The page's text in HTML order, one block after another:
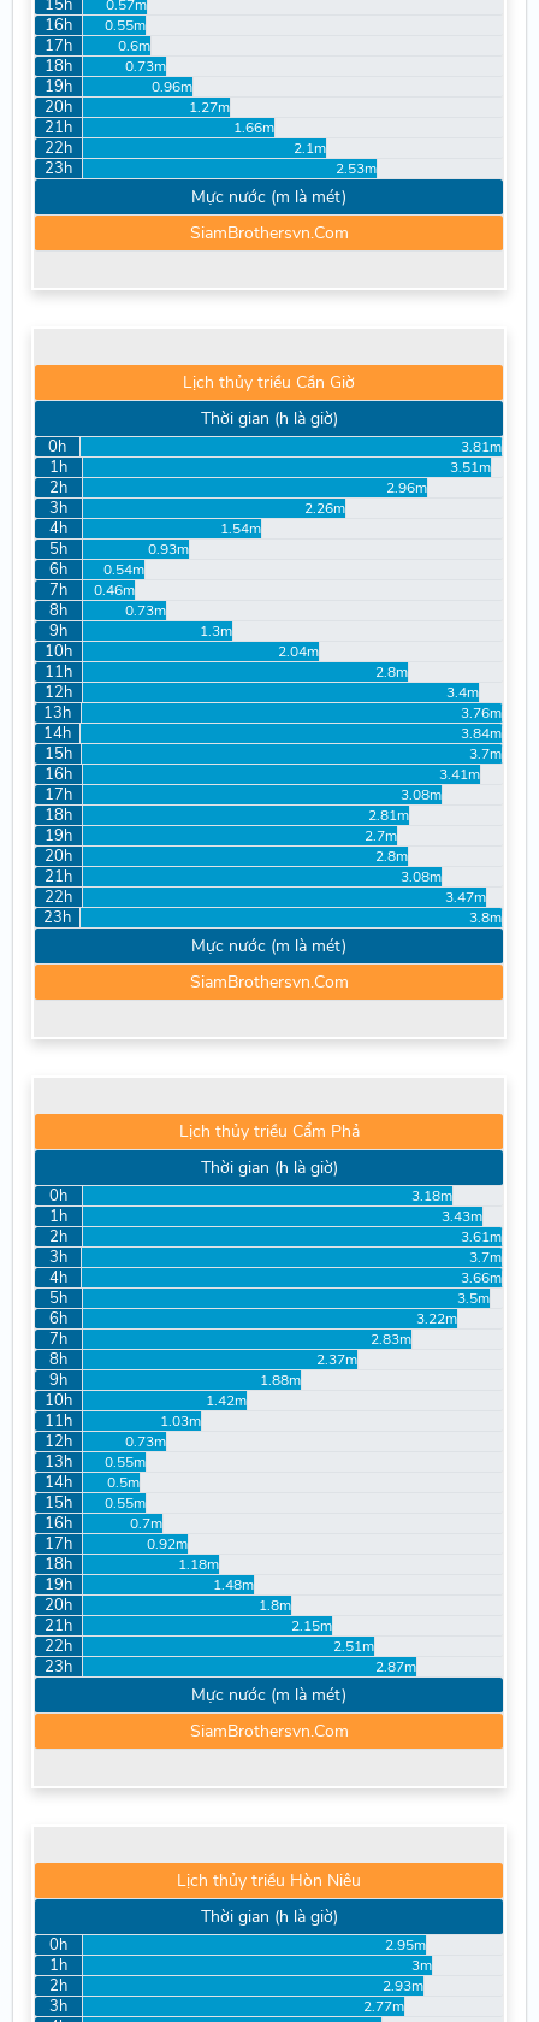
15h 0.57m
16h 0.55m
17h 0.6m
18h 0.73m
19h 0.96m
20h 1.27m
21h 1.66m
22h 2.1m
23h 2.53m
Mực nước (m là mét)
SiamBrothersvn.Com
Lịch thủy triều Cần Giờ
Thời gian (h là giờ)
0h 3.81m
1h 3.51m
2h 2.96m
3h 2.26m
4h 1.54m
5h 0.93m
6h 0.54m
7h 0.46m
8h 0.73m
9h 1.3m
10h 2.04m
11h 2.8m
12h 3.4m
13h 3.76m
14h 3.84m
15h 3.7m
16h 3.41m
17h 3.08m
18h 2.81m
19h 2.7m
20h 2.8m
21h 3.08m
22h 3.47m
23h 3.8m
Mực nước (m là mét)
SiamBrothersvn.Com
Lịch thủy triều Cẩm Phả
Thời gian (h là giờ)
0h 3.18m
1h 3.43m
2h 3.61m
3h 3.7m
4h 3.66m
5h 3.5m
6h 3.22m
7h 2.83m
8h 2.37m
9h 1.88m
10h 1.42m
11h 1.03m
12h 0.73m
13h 0.55m
14h 0.5m
15h 0.55m
16h 0.7m
17h 0.92m
18h 1.18m
19h 1.48m
20h 1.8m
21h 2.15m
22h 2.51m
23h 2.87m
Mực nước (m là mét)
SiamBrothersvn.Com
Lịch thủy triều Hòn Niêu
Thời gian (h là giờ)
0h 2.95m
1h 3m
2h 2.93m
3h 2.77m